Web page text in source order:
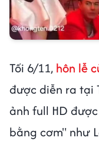
Tối 6/11, hôn lễ
được diễn ra tại
ảnh full HD
bằng cơm" như